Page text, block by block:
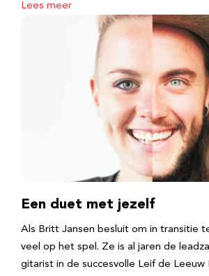
Lees meer
Een duet met jezelf
Als Britt Jansen besluit om in transitie
veel op het spel. Ze is al jaren de
gitarist in de succesvolle Leif de Leeuw